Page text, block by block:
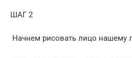
ШАГ 2
Начнем рисовать лицо нашему